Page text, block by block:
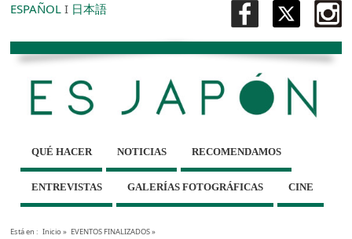
ESPAÑOL I 日本語
QUÉ HACER NOTICIAS RECOMENDAMOS
ENTREVISTAS GALERÍAS FOTOGRÁFICAS CINE
Está en : Inicio» EVENTOS FINALIZADOS»